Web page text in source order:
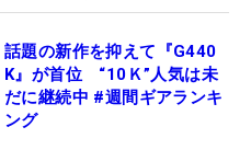
話題の新作を抑えて『G440
K』が首位 “10Ｋ”人気は未
だに継続中 #週間ギアランキ
ング